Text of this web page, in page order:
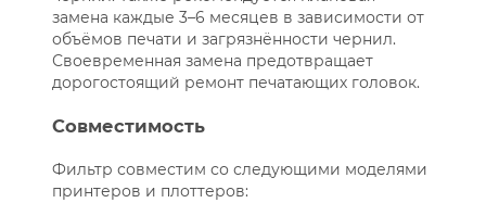
замена каждые 3–6 месяцев в зависимости от
объёмов печати и загрязнённости чернил.
Своевременная замена предотвращает
дорогостоящий ремонт печатающих головок.
Совместимость
Фильтр совместим со следующими моделями
принтеров и плоттеров: